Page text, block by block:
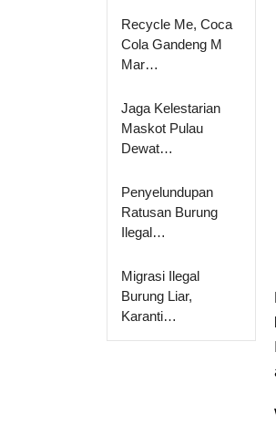
Recycle Me, Coca
Cola Gandeng M
Mar…
Jaga Kelestarian
Maskot Pulau
Dewat…
Penyelundupan
Ratusan Burung
Ilegal…
Migrasi Ilegal
Burung Liar,
Karanti…